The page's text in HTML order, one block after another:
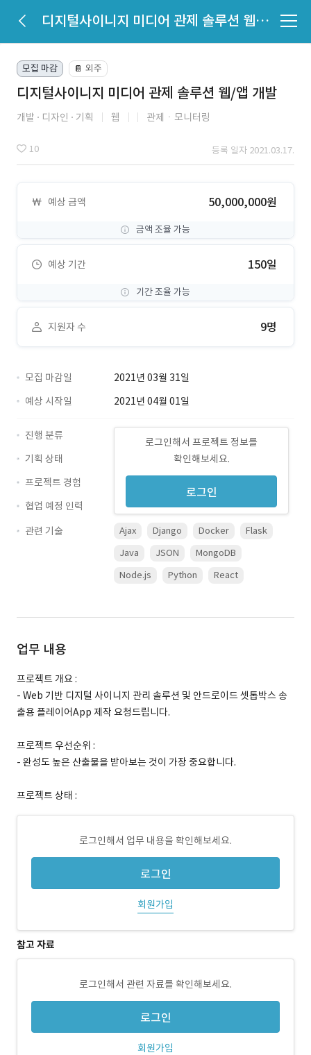
디지털사이니지 미디어 관제 솔루션 웹/앱 개발
모집 마감 📔 외주
디지털사이니지 미디어 관제 솔루션 웹/앱 개발
개발 디자인 기획 웹 관제ㆍ모니터링
10 등록 일자 2021.03.17.
예상 금액 50,000,000원
금액 조율 가능
예상 기간 150일
기간 조율 가능
지원자 수 9명
모집 마감일
2021년 03월 31일
예상 시작일
2021년 04월 01일
로그인해서 프로젝트 정보를
확인해보세요.
로그인
진행 분류
기획 상태
프로젝트 경험
협업 예정 인력
관련 기술
Ajax Django Docker
Flask
Java
JSON
MongoDB
Node.js
Python React
업무 내용
프로젝트 개요 :
- Web 기반 디지털 사이니지 관리 솔루션 및 안드로이드 셋톱박스 송
출용 플레이어App 제작 요청드립니다.
프로젝트 우선순위 :
- 완성도 높은 산출물을 받아보는 것이 가장 중요합니다.
프로젝트 상태 :
로그인해서 업무 내용을 확인해보세요.
로그인
회원가입
참고 자료
로그인해서 관련 자료를 확인해보세요.
로그인
회원가입